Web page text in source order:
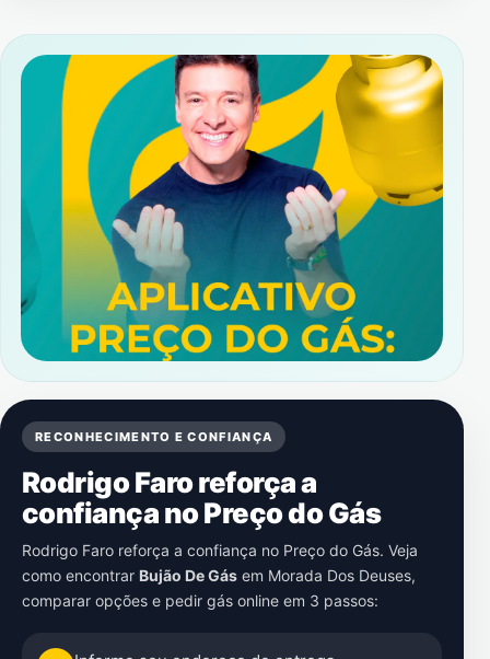
RECONHECIMENTO E CONFIANÇA
Rodrigo Faro reforça a
confiança no Preço do Gás
Rodrigo Faro reforça a confiança no Preço do Gás. Veja
como encontrar Bujão De Gás em Morada Dos Deuses,
comparar opções e pedir gás online em 3 passos: